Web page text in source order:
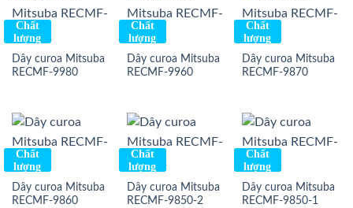
Chất
lượng
Dây curoa Mitsuba
RECMF-9980
Chất
lượng
Dây curoa Mitsuba
RECMF-9960
Chất
lượng
Dây curoa Mitsuba
RECMF-9870
Chất
lượng
Dây curoa Mitsuba
RECMF-9860
Chất
lượng
Dây curoa Mitsuba
RECMF-9850-2
Chất
lượng
Dây curoa Mitsuba
RECMF-9850-1